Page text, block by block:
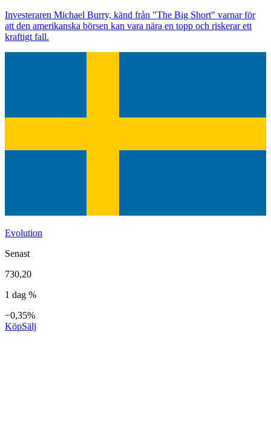
Investeraren Michael Burry, känd från "The Big Short" varnar för
att den amerikanska börsen kan vara nära en topp och riskerar ett
kraftigt fall.
Evolution
Senast
730,20
1 dag %
−0,35%
KöpSälj